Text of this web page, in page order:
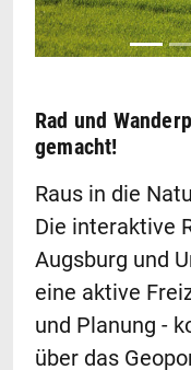
Rad und
gemacht!
Raus in die
Die interaktive
Augsburg und
eine aktive
und Planung -
über das